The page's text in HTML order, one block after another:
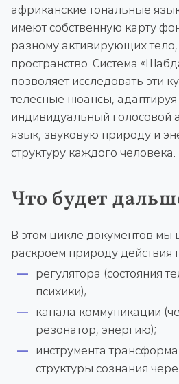
африканские тональные
имеют собственную карту
разному активирующих тело,
пространство. Система
позволяет исследовать эти
телесные нюансы, адаптируя
индивидуальный голосовой
язык, звуковую природу и
структуру каждого человека.
Что будет
В этом цикле документов мы
раскроем природу действия
регулятора (состояния
психики);
канала коммуникации
резонатор, энергию);
инструмента
структуры сознания